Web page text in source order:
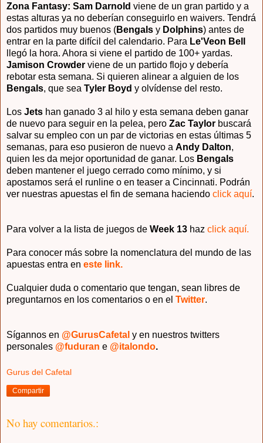
Zona Fantasy: Sam Darnold viene de un gran partido y a
estas alturas ya no deberían conseguirlo en waivers. Tendrá
dos partidos muy buenos (Bengals y Dolphins) antes de
entrar en la parte difícil del calendario. Para Le'Veon Bell
llegó la hora. Ahora si viene el partido de 100+ yardas.
Jamison Crowder viene de un partido flojo y debería
rebotar esta semana. Si quieren alinear a alguien de los
Bengals, que sea Tyler Boyd y olvídense del resto.
Los Jets han ganado 3 al hilo y esta semana deben ganar
de nuevo para seguir en la pelea, pero Zac Taylor buscará
salvar su empleo con un par de victorias en estas últimas 5
semanas, para eso pusieron de nuevo a Andy Dalton,
quien les da mejor oportunidad de ganar. Los Bengals
deben mantener el juego cerrado como mínimo, y si
apostamos será el runline o en teaser a Cincinnati. Podrán
ver nuestras apuestas el fin de semana haciendo click aquí.
Para volver a la lista de juegos de Week 13 haz click aquí.
Para conocer más sobre la nomenclatura del mundo de las
apuestas entra en este link.
Cualquier duda o comentario que tengan, sean libres de
preguntarnos en los comentarios o en el Twitter.
Sígannos en @GurusCafetal y en nuestros twitters
personales @fuduran e @italondo.
Gurus del Cafetal
Compartir
No hay comentarios.: